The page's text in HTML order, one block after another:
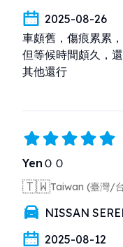
2025-08-26
車頗舊，傷痕累累
但等候時間頗久，
其他還行
YenＯＯ
🇹🇼Taiwan (臺灣/
NISSAN
2025-08-12